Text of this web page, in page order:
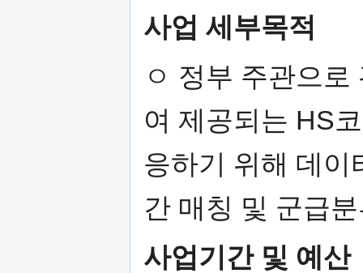
사업 세부목적
ㅇ 정부 주관으
여 제공되는 HS
응하기 위해 데이
간 매칭 및 군급
사업기간 및 예산